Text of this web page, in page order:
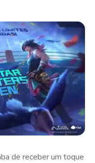
de receber um toque